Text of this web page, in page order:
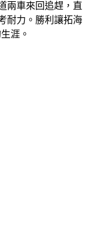
兩車來回追趕，直
耐力。勝利讓拓海
涯。